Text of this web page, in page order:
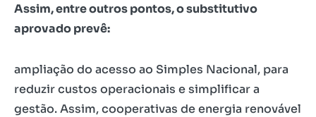
Assim, entre outros pontos, o substitutivo
aprovado prevê:
ampliação do acesso ao Simples Nacional, para
reduzir custos operacionais e simplificar a
gestão. Assim, cooperativas de energia renovável